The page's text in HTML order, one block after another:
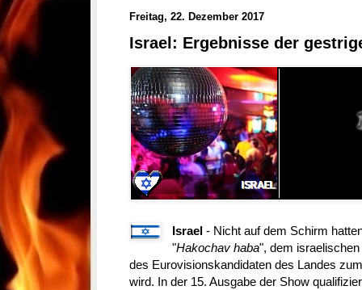
Freitag, 22. Dezember 2017
Israel: Ergebnisse der
Israel- Nicht auf dem Schirm
"Hakochav haba", dem
des Eurovisionskandidaten des Landes
wird. In der 15. Ausgabe der Show